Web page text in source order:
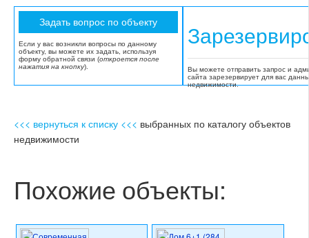
Если у вас возникли вопросы по данному
объекту, вы можете их задать, используя
форму обратной связи (откроется после
нажатия на кнопку).
Вы можете отправить запрос и
сайта зарезервирует для вас
недвижимости.
<<< вернуться к списку <<< выбранных по каталогу объектов
недвижимости
Похожие объекты: